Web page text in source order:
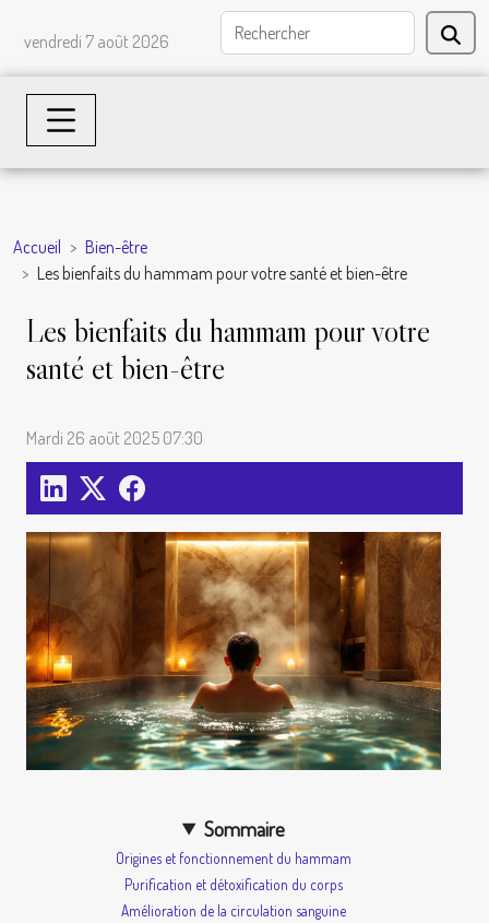
vendredi 7 août 2026
Accueil
Bien-être
Les bienfaits du hammam pour votre santé et bien-être
Les bienfaits du hammam pour votre
santé et bien-être
Mardi 26 août 2025 07:30
Sommaire
Origines et fonctionnement du hammam
Purification et détoxification du corps
Amélioration de la circulation sanguine